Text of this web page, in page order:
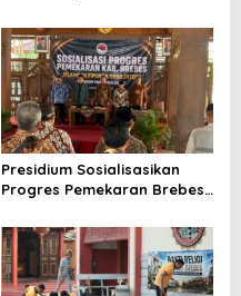
Telan Korban, Innova
Hantam Pohon di
Bantarkawung
Presidium Sosialisasikan
Progres Pemekaran Brebes
Pansus DPRD Jateng Jadi
Tahap Berikutnya